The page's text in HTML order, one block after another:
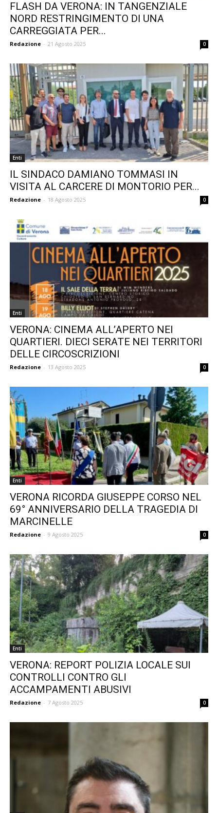
FLASH DA VERONA: IN TANGENZIALE
NORD RESTRINGIMENTO DI UNA
CARREGGIATA PER...
Redazione - 21 Agosto 2025 0
Enti
IL SINDACO DAMIANO TOMMASI IN
VISITA AL CARCERE DI MONTORIO PER...
Redazione - 18 Agosto 2025 0
Enti
VERONA: CINEMA ALL’APERTO NEI
QUARTIERI. DIECI SERATE NEI TERRITORI
DELLE CIRCOSCRIZIONI
Redazione - 13 Agosto 2025 0
Enti
VERONA RICORDA GIUSEPPE CORSO NEL
69° ANNIVERSARIO DELLA TRAGEDIA DI
MARCINELLE
Redazione - 9 Agosto 2025 0
Enti
VERONA: REPORT POLIZIA LOCALE SUI
CONTROLLI CONTRO GLI
ACCAMPAMENTI ABUSIVI
Redazione - 7 Agosto 2025 0